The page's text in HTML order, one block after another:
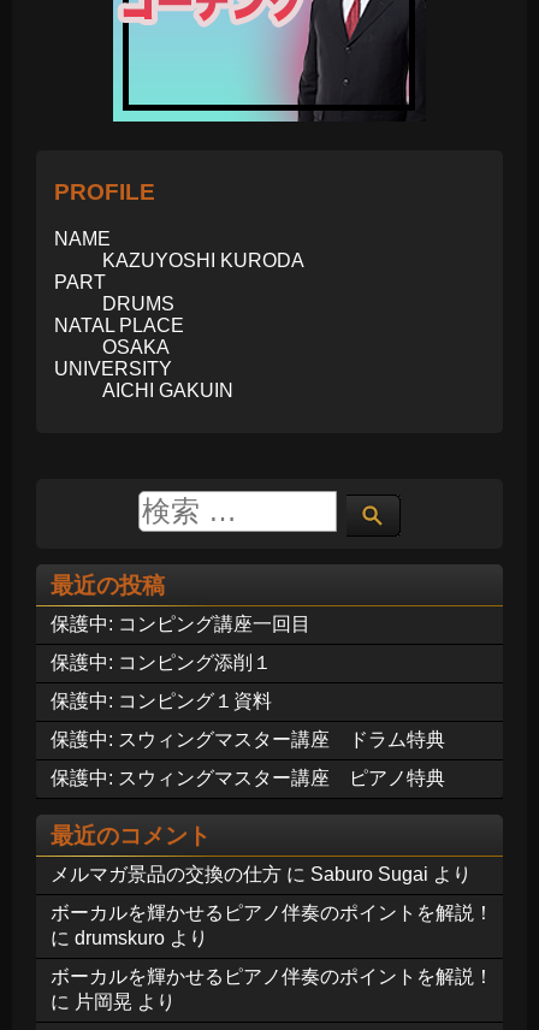
PROFILE
NAME
KAZUYOSHI KURODA
PART
DRUMS
NATAL PLACE
OSAKA
UNIVERSITY
AICHI GAKUIN
最近の投稿
保護中: コンピング講座一回目
保護中: コンピング添削１
保護中: コンピング１資料
保護中: スウィングマスター講座 ドラム特典
保護中: スウィングマスター講座 ピアノ特典
最近のコメント
メルマガ景品の交換の仕方 に Saburo Sugai より
ボーカルを輝かせるピアノ伴奏のポイントを解説！
に drumskuro より
ボーカルを輝かせるピアノ伴奏のポイントを解説！
に 片岡晃 より